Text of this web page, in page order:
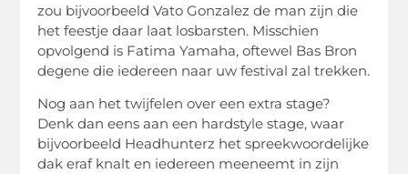
zou bijvoorbeeld Vato Gonzalez de man zijn die
het feestje daar laat losbarsten. Misschien
opvolgend is Fatima Yamaha, oftewel Bas Bron
degene die iedereen naar uw festival zal trekken.
Nog aan het twijfelen over een extra stage?
Denk dan eens aan een hardstyle stage, waar
bijvoorbeeld Headhunterz het spreekwoordelijke
dak eraf knalt en iedereen meeneemt in zijn